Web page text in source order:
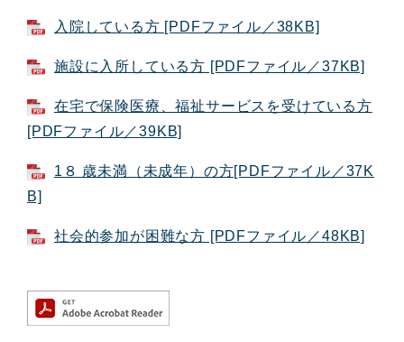
入院している方 [PDFファイル／38KB]
施設に入所している方 [PDFファイル／37KB]
在宅で保険医療、福祉サービスを受けている方
[PDFファイル／39KB]
1８ 歳未満（未成年）の方[PDFファイル／37K
B]
社会的参加が困難な方 [PDFファイル／48KB]